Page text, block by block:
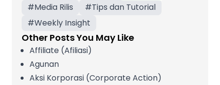
#Media Rilis #Tips dan Tutorial
#Weekly Insight
Other Posts You May Like
Affiliate (Afiliasi)
Agunan
Aksi Korporasi (Corporate Action)